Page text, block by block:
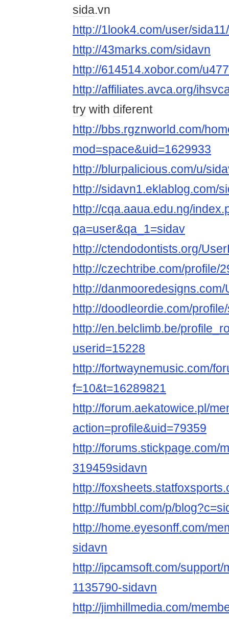
sida.vn
http://1look4.com/user/sida11/
http://43marks.com/sidavn
http://614514.xobor.com/
http://affiliates.avca.org/
try with diferent
http://bbs.rgznworld.com/
mod=space&uid=1629933
http://blurpalicious.com/u/
http://sidavn1.eklablog.com/
http://cqa.aaua.edu.ng/
qa=user&qa_1=sidav
http://ctendodontists.org/
http://czechtribe.com/profile/
http://
http://doodleordie.com/
http://en.belclimb.be/
userid=15228
http://fortwaynemusic.com/
f=10&t=16289821
http://forum.aekatowice.pl/
action=profile&uid=79359
http://forums.stickpage.com/
319459sidavn
http://
http://fumbbl.com/p/
http://home.eyesonff.com/
sidavn
http://ipcamsoft.com/support/
1135790-sidavn
http://jimhillmedia.com/